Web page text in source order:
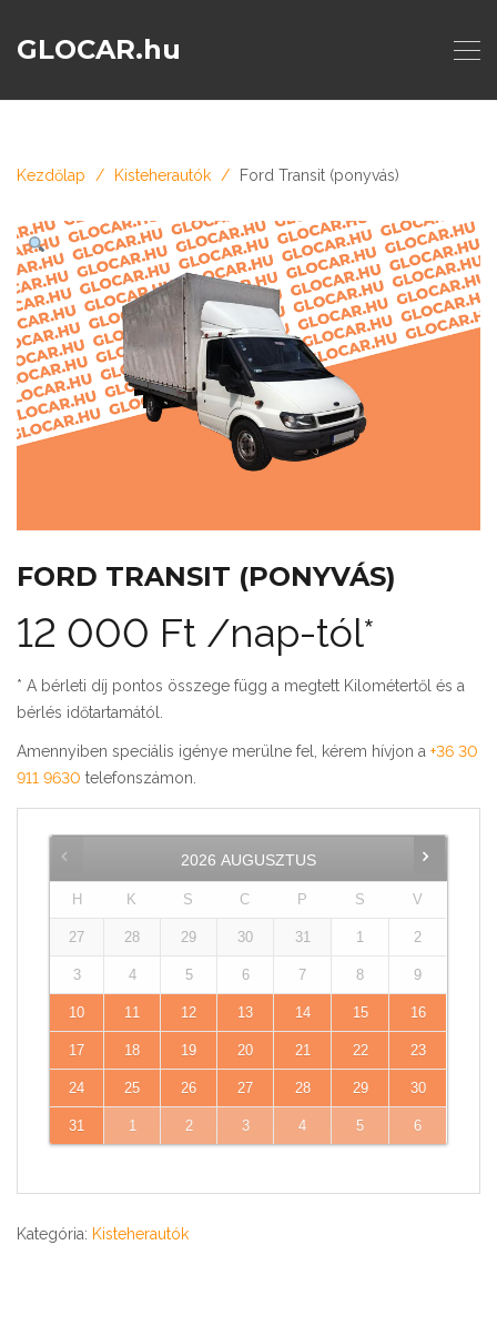
GLOCAR.hu
Kezdőlap Kisteherautók Ford Transit (ponyvás)
FORD TRANSIT (PONYVÁS)
12 000 Ft /nap-tól*
* A bérleti díj pontos összege függ a megtett Kilométertől és a
bérlés időtartamától.
Amennyiben speciális igénye merülne fel, kérem hívjon a +36 30
911 9630 telefonszámon.
2026 AUGUSZTUS
H K S C P S V
27 28 29 30 31 1 2
3 4 5 6 7 8 9
10 11 12 13 14 15 16
17 18 19 20 21 22 23
24 25 26 27 28 29 30
31 1 2 3 4 5 6
Kategória: Kisteherautók